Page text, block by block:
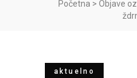
Početna > Objave
aktuelno